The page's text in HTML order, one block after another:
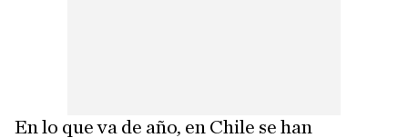
En lo que va de año, en Chile se han